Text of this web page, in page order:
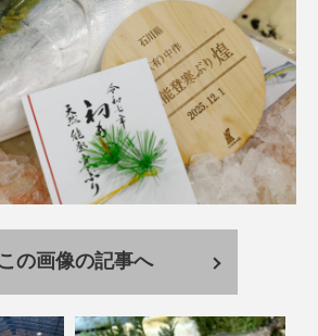
椎名まさ
意外と簡単！ 100均で
買った道具で＜魚のは
く製＞を作ってみた
夏休みの自由研究にい
かが？
みのり
2026.06.02
ら探す
わたしと水族館
この画像の記事へ